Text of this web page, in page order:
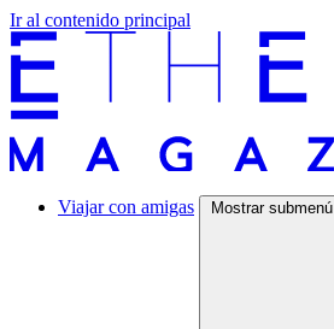
Ir al contenido principal
Viajar con amigas Mostrar submenú